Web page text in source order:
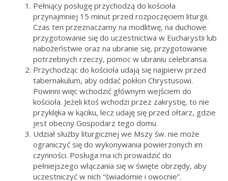
Pełniący posługę przychodzą do kościoła
przynajmniej 15 minut przed rozpoczęciem liturgii.
Czas ten przeznaczamy na modlitwę, na duchowe
przygotowanie się do uczestnictwa w Eucharystii lub
nabożeństwie oraz na ubranie się, przygotowanie
potrzebnych rzeczy, pomoc w ubraniu celebransa.
Przychodząc do kościoła udają się najpierw przed
tabernakulum, aby oddać pokłon Chrystusowi.
Powinni więc wchodzić głównym wejściem do
kościoła. Jeżeli ktoś wchodzi przez zakrystię, to nie
przyklęka w kąciku, lecz udaję się przed ołtarz, gdzie
jest obecny Gospodarz tego domu.
Udział służby liturgicznej we Mszy św. nie może
ograniczyć się do wykonywania powierzonych im
czynności. Posługa ma ich prowadzić do
pełniejszego włączania się w święte obrzędy, aby
uczestniczyć w nich “świadomie i owocnie”.